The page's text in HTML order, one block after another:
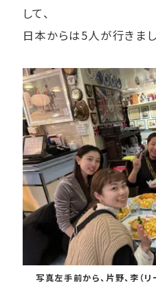
して、
日本からは5人が行きまし
写真左手前から、片野、李（リ